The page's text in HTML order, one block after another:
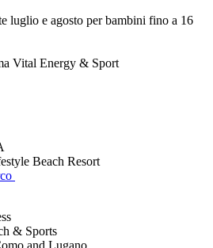
luglio e agosto per bambini fino a 16
Vital Energy & Sport
Beach Resort
& Sports
and Lugano